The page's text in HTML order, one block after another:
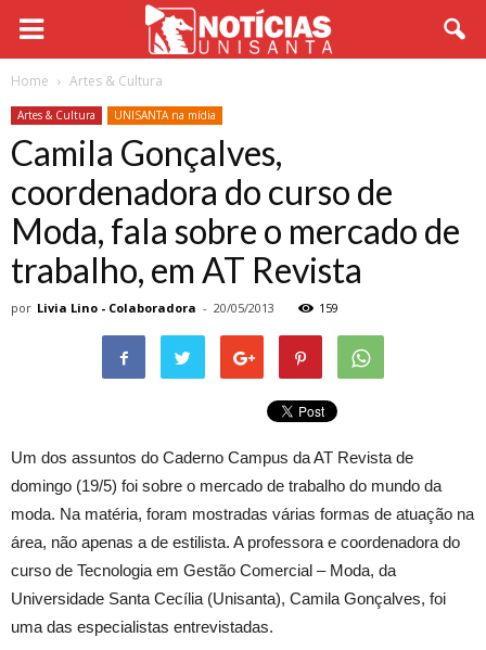
Home Artes & Cultura
Artes & Cultura UNISANTA na mídia
Camila Gonçalves,
coordenadora do curso de
Moda, fala sobre o mercado de
trabalho, em AT Revista
por Livia Lino - Colaboradora - 20/05/2013 159
Um dos assuntos do Caderno Campus da AT Revista de
domingo (19/5) foi sobre o mercado de trabalho do mundo da
moda. Na matéria, foram mostradas várias formas de atuação na
área, não apenas a de estilista. A professora e coordenadora do
curso de Tecnologia em Gestão Comercial – Moda, da
Universidade Santa Cecília (Unisanta), Camila Gonçalves, foi
uma das especialistas entrevistadas.